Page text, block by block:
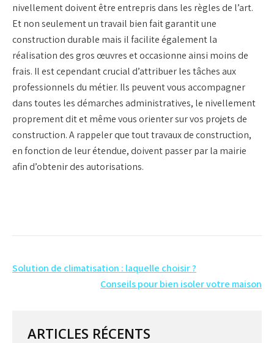
nivellement doivent être entrepris dans les règles de l’art.
Et non seulement un travail bien fait garantit une
construction durable mais il facilite également la
réalisation des gros œuvres et occasionne ainsi moins de
frais. Il est cependant crucial d’attribuer les tâches aux
professionnels du métier. Ils peuvent vous accompagner
dans toutes les démarches administratives, le nivellement
proprement dit et même vous orienter sur vos projets de
construction. A rappeler que tout travaux de construction,
en fonction de leur étendue, doivent passer par la mairie
afin d’obtenir des autorisations.
Navigation
Solution de climatisation : laquelle choisir ?
Conseils pour bien isoler votre maison
ARTICLES RÉCENTS